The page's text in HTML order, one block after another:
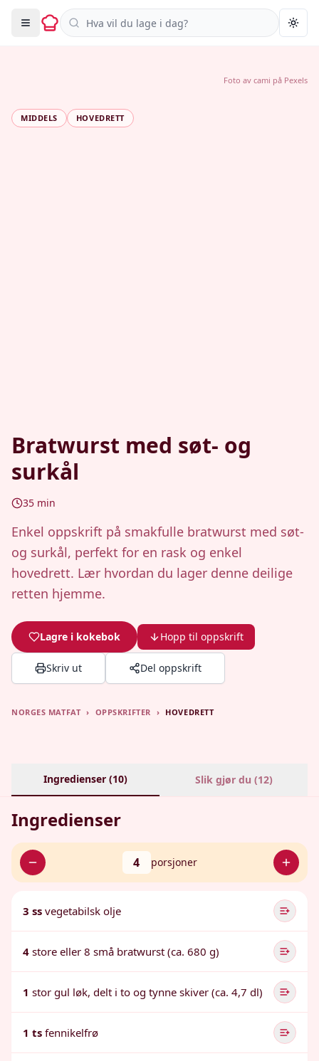
Søk i oppskrifter
MIDDELS HOVEDRETT
Bratwurst med søt- og
surkål
35 min
Enkel oppskrift på smakfulle bratwurst med søt-
og surkål, perfekt for en rask og enkel
hovedrett. Lær hvordan du lager denne deilige
retten hjemme.
Lagre i kokebok Hopp til oppskrift
Skriv ut Del oppskrift
Foto av cami på Pexels
NORGES MATFAT › OPPSKRIFTER › HOVEDRETT
Ingredienser (10) Slik gjør du (12)
Ingredienser
4 porsjoner
3 ss vegetabilsk olje
4 store eller 8 små bratwurst (ca. 680 g)
1 stor gul løk, delt i to og tynne skiver (ca. 4,7 dl)
1 ts fennikelfrø